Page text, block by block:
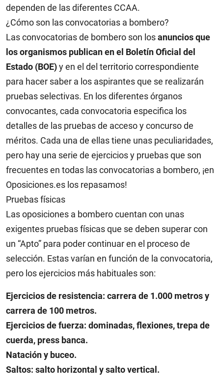
dependen de las diferentes CCAA.
¿Cómo son las convocatorias a bombero?
Las convocatorias de bombero son losanuncios que
los organismos publican en el Boletín Oficial del
Estado (BOE)y en el del territorio correspondiente
para hacer saber a los aspirantes que se realizarán
pruebas selectivas. En los diferentes órganos
convocantes, cada convocatoria especifica los
detalles de las pruebas de acceso y concurso de
méritos. Cada una de ellas tiene unas peculiaridades,
pero hay una serie de ejercicios y pruebas que son
frecuentes en todas las convocatorias a bombero, ¡en
Oposiciones.es los repasamos!
Pruebas físicas
Las oposiciones a bombero cuentan con unas
exigentes pruebas físicas que se deben superar con
un “Apto” para poder continuar en el proceso de
selección. Estas varían en función de la convocatoria,
pero los ejercicios más habituales son:
Ejercicios de resistencia: carrera de 1.000 metros y
carrera de 100 metros.
Ejercicios de fuerza: dominadas, flexiones, trepa de
cuerda, press banca.
Natación y buceo.
Saltos: salto horizontal y salto vertical.